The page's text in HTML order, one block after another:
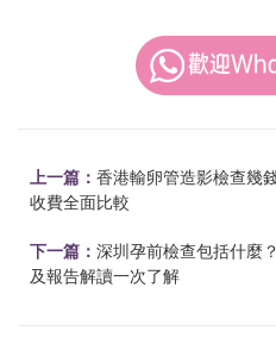
上一篇： 香港輸卵管造影檢查幾
收費全面比較
下一篇： 深圳孕前檢查包括什麼
及報告解讀一次了解